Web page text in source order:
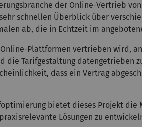
der Online-Vertrieb
schnellen Überblick über
ab, die in Echtzeit im
Plattformen vertrieben wird,
Tarifgestaltung datengetrieben
dass ein Vertrag
bietet dieses Projekt
Lösungen zu